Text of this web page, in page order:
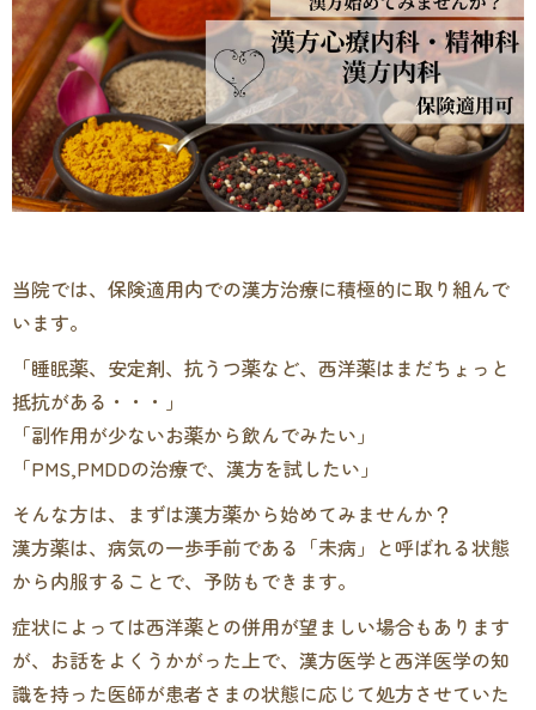
当院では、保険適用内での漢方治療に積極的に取り組んで
います。
「睡眠薬、安定剤、抗うつ薬など、西洋薬はまだちょっと
抵抗がある・・・」
「副作用が少ないお薬から飲んでみたい」
「PMS,PMDDの治療で、漢方を試したい」
そんな方は、まずは漢方薬から始めてみませんか？
漢方薬は、病気の一歩手前である「未病」と呼ばれる状態
から内服することで、予防もできます。
症状によっては西洋薬との併用が望ましい場合もあります
が、お話をよくうかがった上で、漢方医学と西洋医学の知
識を持った医師が患者さまの状態に応じて処方させていた